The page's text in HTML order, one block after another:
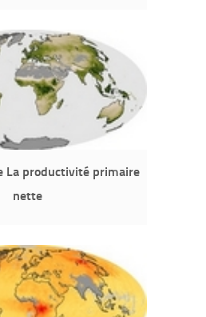
La productivité primaire
nette